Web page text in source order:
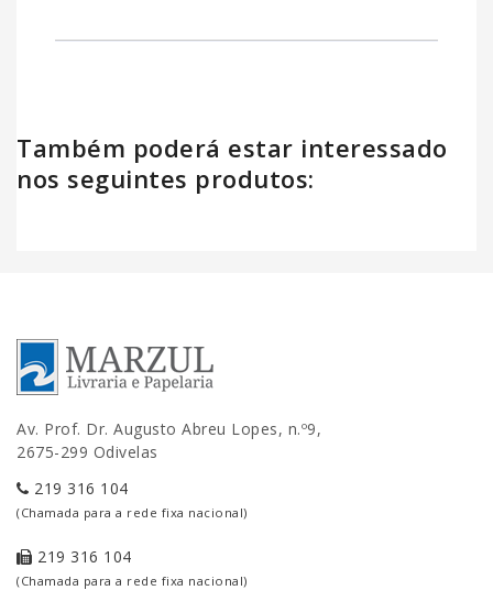
Também poderá estar interessado
nos seguintes produtos:
Av. Prof. Dr. Augusto Abreu Lopes, n.º9,
2675-299 Odivelas
219 316 104
(Chamada para a rede fixa nacional)
219 316 104
(Chamada para a rede fixa nacional)